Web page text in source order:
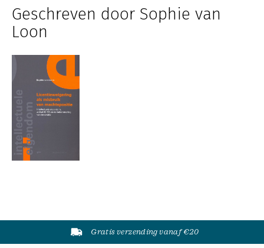
Geschreven door Sophie van
Loon
Gratis verzending vanaf €20